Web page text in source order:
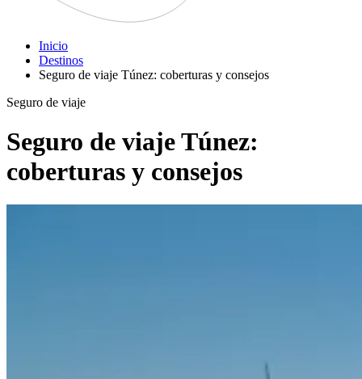
Inicio
Destinos
Seguro de viaje Túnez: coberturas y consejos
Seguro de viaje
Seguro de viaje Túnez:
coberturas y consejos